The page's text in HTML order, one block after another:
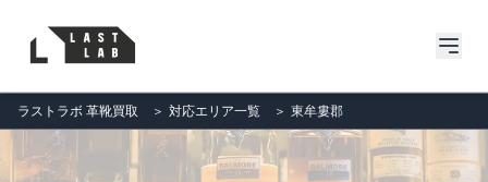
ラストラボ 革靴買取 ＞ 対応エリア一覧 ＞ 東牟婁郡